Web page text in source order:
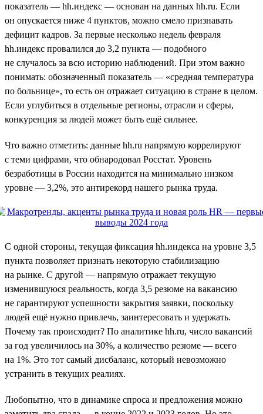
показатель — hh.индекс — основан на данных hh.ru. Если
он опускается ниже 4 пунктов, можно смело признавать
дефицит кадров. За первые несколько недель февраля
hh.индекс провалился до 3,2 пункта — подобного
не случалось за всю историю наблюдений. При этом важно
понимать: обозначенный показатель — «средняя температура
по больнице», то есть он отражает ситуацию в стране в целом.
Если углубиться в отдельные регионы, отрасли и сферы,
конкуренция за людей может быть ещё сильнее.
Что важно отметить: данные hh.ru напрямую коррелируют
с теми цифрами, что обнародовал Росстат. Уровень
безработицы в России находится на минимально низком
уровне — 3,2%, это антирекорд нашего рынка труда.
С одной стороны, текущая фиксация hh.индекса на уровне 3,5
пункта позволяет признать некоторую стабилизацию
на рынке. С другой — напрямую отражает текущую
изменившуюся реальность, когда 3,5 резюме на вакансию
не гарантируют успешности закрытия заявки, поскольку
людей ещё нужно привлечь, заинтересовать и удержать.
Почему так происходит? По аналитике hh.ru, число вакансий
за год увеличилось на 30%, а количество резюме — всего
на 1%. Это тот самый дисбаланс, который невозможно
устранить в текущих реалиях.
Любопытно, что в динамике спроса и предложения можно